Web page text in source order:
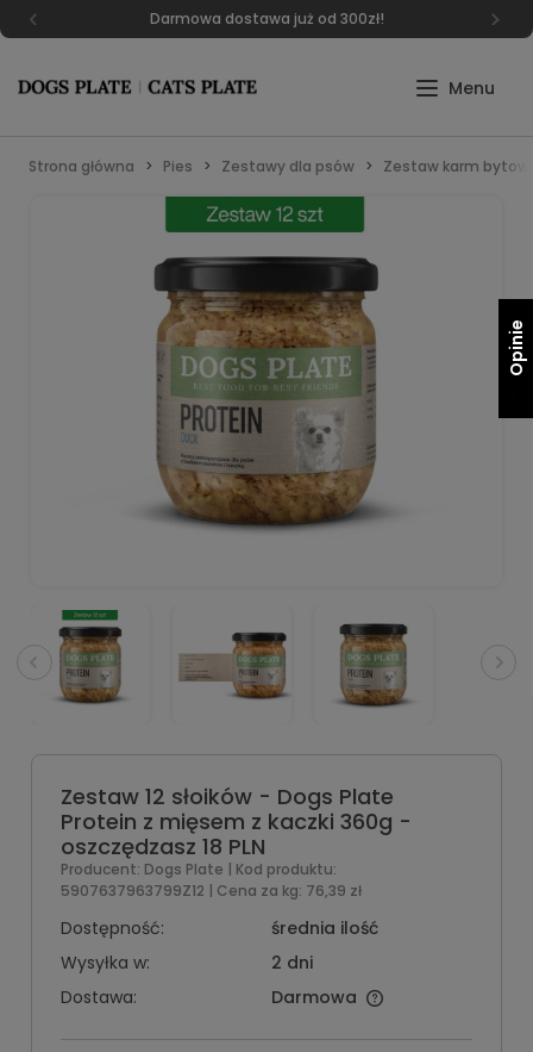
Darmowa dostawa już od 300zł!
Strona główna Pies Zestawy dla psów Zestaw karm
Zestaw 12 słoików - Dogs Plate
Protein z mięsem z kaczki 360g -
oszczędzasz 18 PLN
Producent: Dogs Plate | Kod produktu:
5907637963799Z12 | Cena za kg: 76,39 zł
Dostępność:
średnia ilość
Wysyłka w:
2 dni
Dostawa:
Darmowa
Opinie